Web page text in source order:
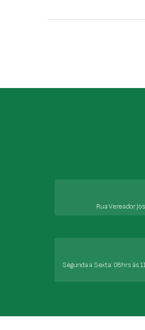
Rua Vereador
Segunda a Sexta: 08hrs às